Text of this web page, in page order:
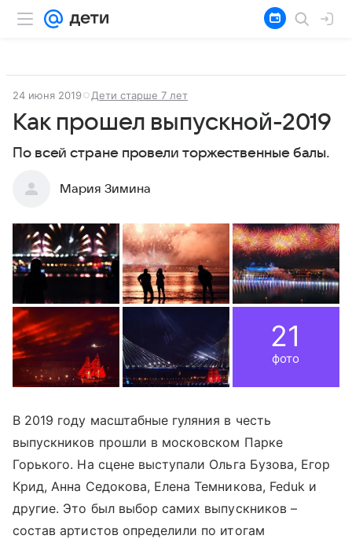
24 июня 2019 Дети старше 7 лет
Как прошел выпускной-2019
По всей стране провели торжественные балы.
Мария Зимина
21
фото
В 2019 году масштабные гуляния в честь
выпускников прошли в московском Парке
Горького. На сцене выступали Ольга Бузова, Егор
Крид, Анна Седокова, Елена Темникова, Feduk и
другие. Это был выбор самих выпускников –
состав артистов определили по итогам